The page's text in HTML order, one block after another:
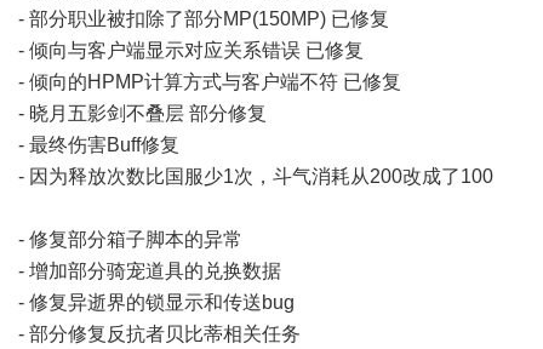
- 部分职业被扣除了部分MP(150MP) 已修复
- 倾向与客户端显示对应关系错误 已修复
- 倾向的HPMP计算方式与客户端不符 已修复
- 晓月五影剑不叠层 部分修复
- 最终伤害Buff修复
- 因为释放次数比国服少1次，斗气消耗从200改成了100
- 修复部分箱子脚本的异常
- 增加部分骑宠道具的兑换数据
- 修复异逝界的锁显示和传送bug
- 部分修复反抗者贝比蒂相关任务